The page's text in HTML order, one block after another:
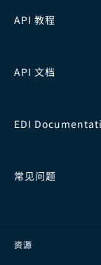
API 教程
API 文档
EDI
常见问题
资源